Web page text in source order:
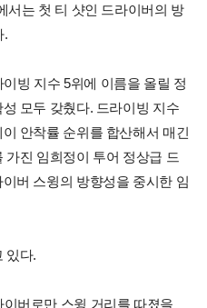
서는 첫 티 샷인 드라이버의 방
.
빙 지수 5위에 이름을 올릴 정
모두 갖췄다. 드라이빙 지수
안착률 순위를 합산해서 매긴
가진 임희정이 투어 정상급 드
버 스윙의 방향성을 중시한 임
있다.
버로만 스윙 거리를 따졌을